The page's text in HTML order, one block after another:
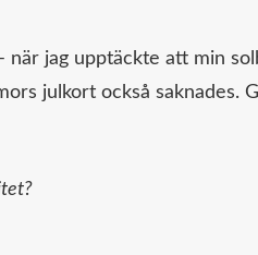
jag upptäckte att min
julkort också saknades.